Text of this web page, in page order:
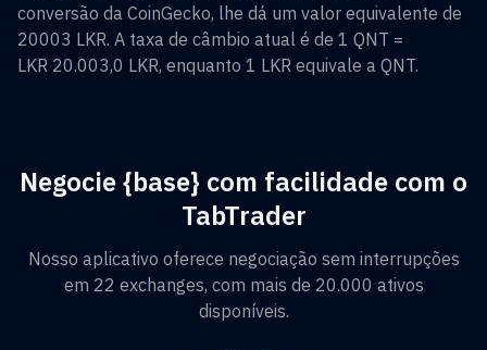
conversão da CoinGecko, lhe dá um valor equivalente de
20003 LKR. A taxa de câmbio atual é de 1 QNT =
LKR 20.003,0 LKR, enquanto 1 LKR equivale a QNT.
Negocie {base} com facilidade com o
TabTrader
Nosso aplicativo oferece negociação sem interrupções
em 22 exchanges, com mais de 20.000 ativos
disponíveis.